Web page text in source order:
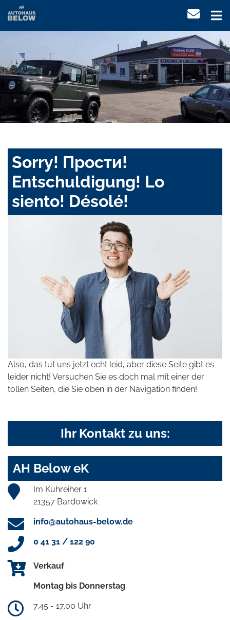
Sorry! Прости!
Entschuldigung! Lo
siento! Désolé!
Also, das tut uns jetzt echt leid, aber diese Seite gibt es
leider nicht! Versuchen Sie es doch mal mit einer der
tollen Seiten, die Sie oben in der Navigation finden!
Ihr Kontakt zu uns:
AH Below eK
Im Kuhreiher 1
21357 Bardowick
info@autohaus-below.de
0 41 31 / 122 90
Verkauf
Montag bis Donnerstag
7.45 - 17.00 Uhr